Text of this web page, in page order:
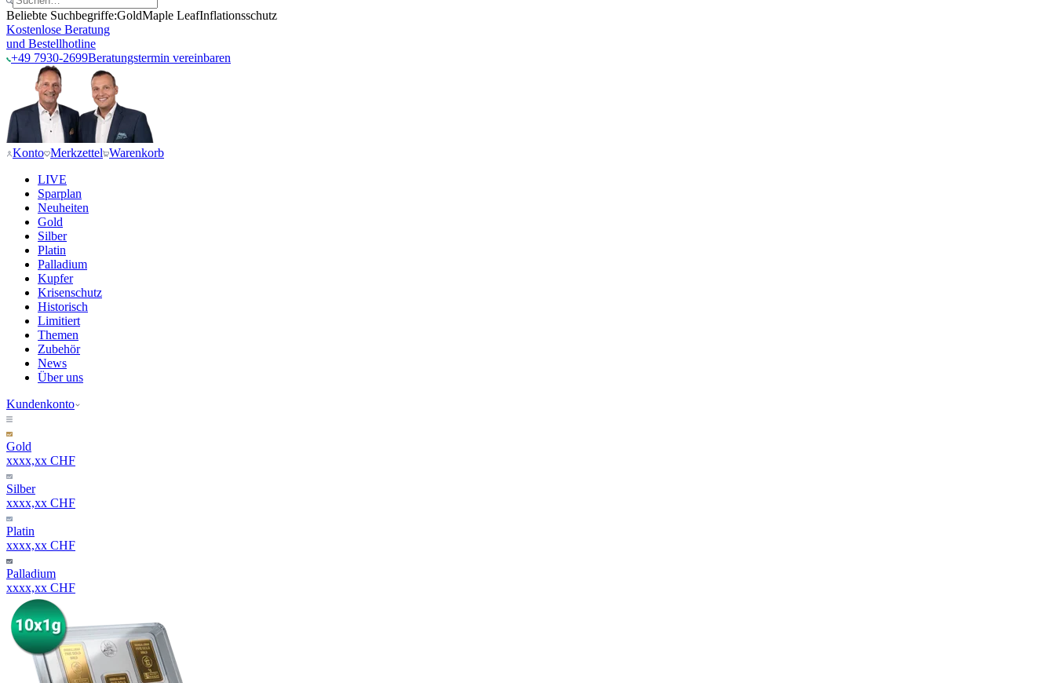
Beliebte Suchbegriffe:GoldMaple LeafInflationsschutz
Kostenlose Beratung
und Bestellhotline
+49 7930-2699Beratungstermin vereinbaren
Konto Merkzettel Warenkorb
LIVE
Sparplan
Neuheiten
Gold
Silber
Platin
Palladium
Kupfer
Krisenschutz
Historisch
Limitiert
Themen
Zubehör
News
Über uns
Kundenkonto
Gold
xxxx,xx CHF
Silber
xxxx,xx CHF
Platin
xxxx,xx CHF
Palladium
xxxx,xx CHF